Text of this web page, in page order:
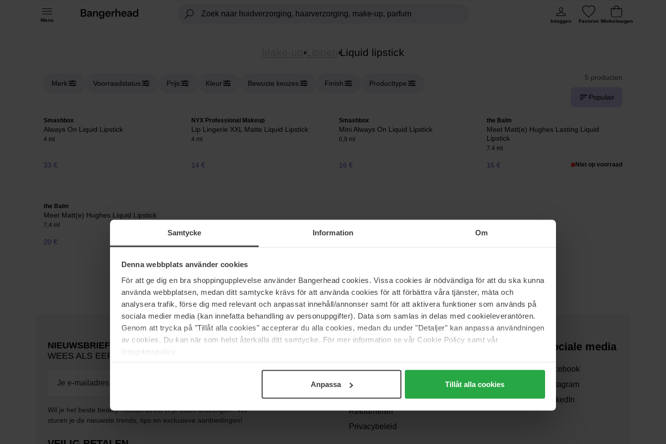
Samtycke Information Om
Denna webbplats använder cookies
För att ge dig en bra shoppingupplevelse använder Bangerhead cookies. Vissa cookies är nödvändiga för att du ska kunna
använda webbplatsen, medan ditt samtycke krävs för att använda cookies för att förbättra våra tjänster, mäta och
analysera trafik, förse dig med relevant och anpassat innehåll/annonser samt för att aktivera funktioner som används på
sociala medier media (kan innefatta behandling av personuppgifter). Data som samlas in delas med cookieleverantören.
Genom att trycka på "Tillåt alla cookies" accepterar du alla cookies, medan du under "Detaljer" kan anpassa användningen
av cookies. Du kan när som helst återkalla ditt samtycke. För mer information se vår Cookie Policy samt vår
Integritetspolicy.
Anpassa Tillåt alla cookies
Menu Inloggen Favoriet Winkelwagen
Lippen Liquid lipstick
Merk Voorraadstatus Prijs Kleur Bewuste keuzes Finish Producttype
5 producten
Populair
Smashbox
Always On Liquid Lipstick
4 ml
33 €
NYX Professional Makeup
Lip Lingerie XXL Matte Liquid Lipstick
4 ml
14 €
Smashbox
Mini Always On Liquid Lipstick
0,9 ml
16 €
the Balm
Meet Matt(e) Hughes Lasting Liquid
Lipstick
7.4 ml
16 € Niet op voorraad
the Balm
Meet Matt(e) Hughes Liquid Lipstick
7,4 ml
20 €
NIEUWSBRIEF
WEES ALS EERSTE OP DE HOOGTE
Wil je het beste beauty-nieuws direct in je inbox ontvangen? We
sturen je de nieuwste trends, tips en exclusieve aanbiedingen!
Support
Veelgestelde vragen
Algemene
voorwaarden
Retourneren
Privacybeleid
Over ons
Over ons
Samenwerken
Verzending
Sociale media
Facebook
Instagram
LinkedIn